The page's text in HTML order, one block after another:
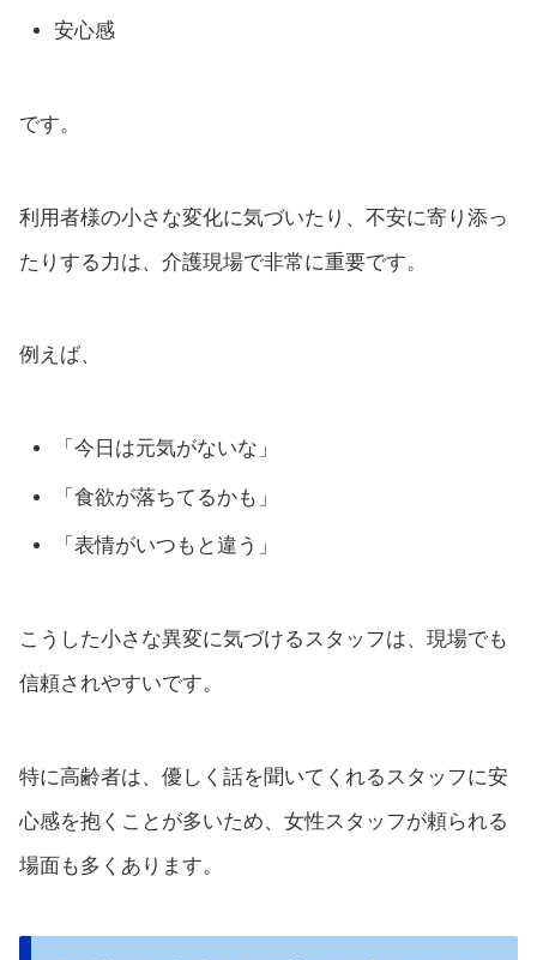
安心感
です。
利用者様の小さな変化に気づいたり、不安に寄り添っ
たりする力は、介護現場で非常に重要です。
例えば、
「今日は元気がないな」
「食欲が落ちてるかも」
「表情がいつもと違う」
こうした小さな異変に気づけるスタッフは、現場でも
信頼されやすいです。
特に高齢者は、優しく話を聞いてくれるスタッフに安
心感を抱くことが多いため、女性スタッフが頼られる
場面も多くあります。